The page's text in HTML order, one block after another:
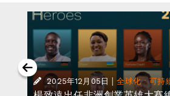
2025年12月05日 | 全球化·可持